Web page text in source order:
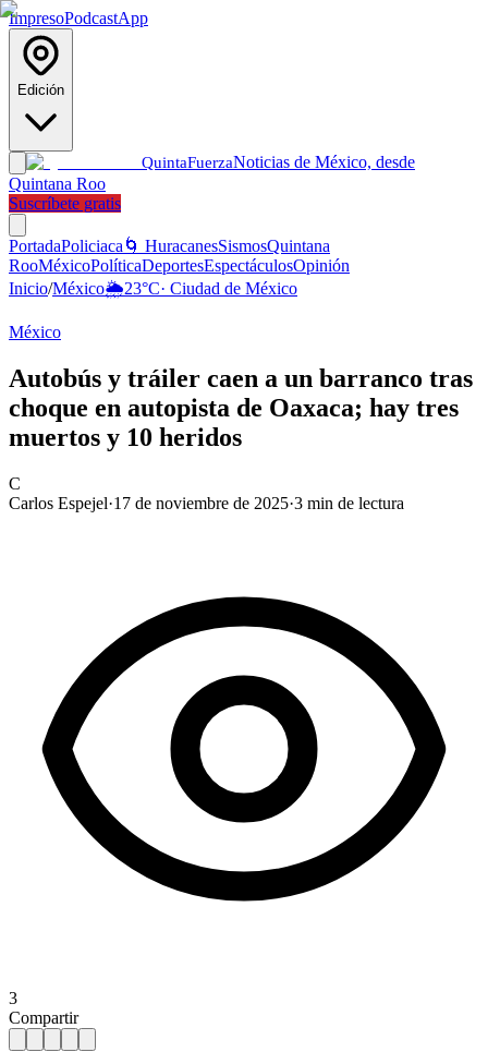
ImpresoPodcastApp
Edición
QuintaFuerzaNoticias de México, desde
Quintana Roo
Suscríbete gratis
PortadaPoliciaca 🌀 HuracanesSismosQuintana
RooMéxicoPolíticaDeportesEspectáculosOpinión
Inicio/México🌦️23°C· Ciudad de México
México
Autobús y tráiler caen a un barranco tras
choque en autopista de Oaxaca; hay tres
muertos y 10 heridos
C
Carlos Espejel·17 de noviembre de 2025·3 min de lectura
3
Compartir